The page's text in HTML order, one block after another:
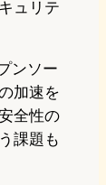
ュリテ
ンソー
加速を
全性の
課題も